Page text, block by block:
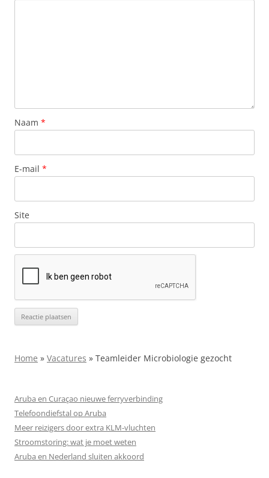
Naam *
E-mail *
Site
Home » Vacatures » Teamleider Microbiologie gezocht
Aruba en Curaçao nieuwe ferryverbinding
Telefoondiefstal op Aruba
Meer reizigers door extra KLM-vluchten
Stroomstoring: wat je moet weten
Aruba en Nederland sluiten akkoord